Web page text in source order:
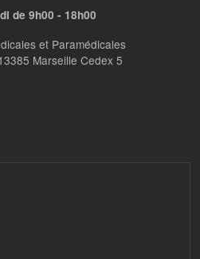
de 9h00 - 18h00
et Paramédicales
Marseille Cedex 5